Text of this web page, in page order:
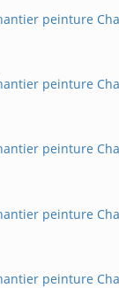
peinture
peinture
peinture
peinture
peinture